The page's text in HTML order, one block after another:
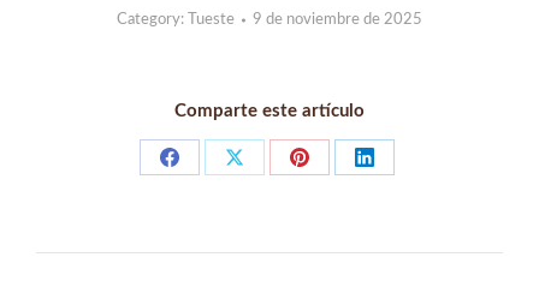
Category: Tueste 9 de noviembre de 2025
Comparte este artículo
Share
Share
Share
Share